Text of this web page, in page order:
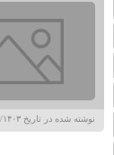
نوشته شده در تاریخ ۲۱/۰۸/۱۴۰۳ ساعت ۰۴:۳۱ |